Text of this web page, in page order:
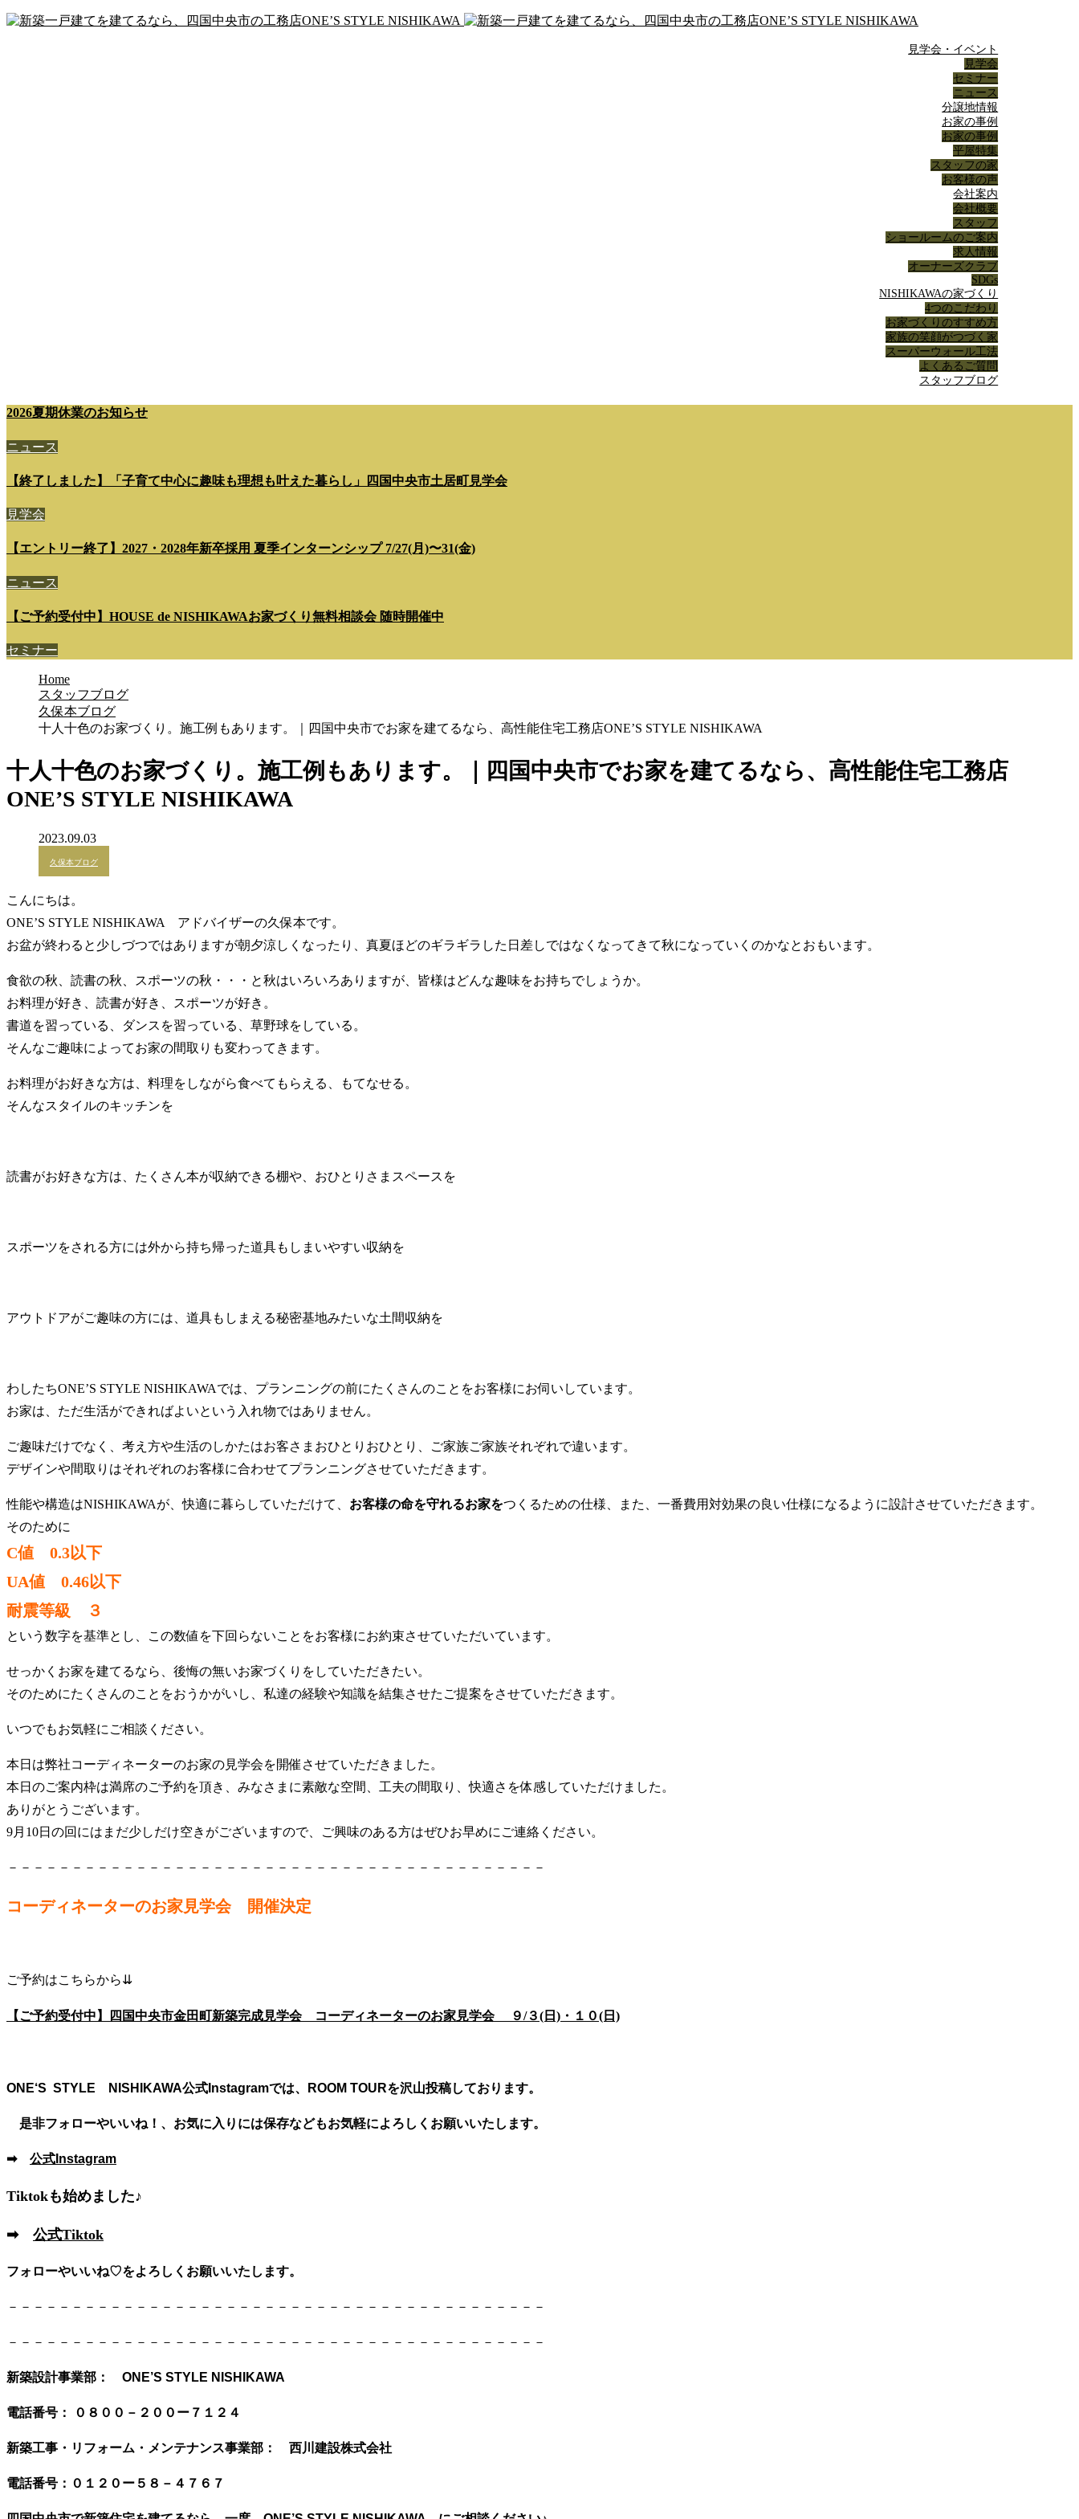
見学会・イベント
見学会
セミナー
ニュース
分譲地情報
お家の事例
お家の事例
平屋特集
スタッフの家
お客様の声
会社案内
会社概要
スタッフ
ショールームのご案内
求人情報
オーナーズクラブ
SDGs
NISHIKAWAの家づくり
4つのこだわり
お家づくりのすすめ方
家族の笑顔がつづく家
スーパーウォール工法
よくあるご質問
スタッフブログ
2026夏期休業のお知らせ
ニュース
【終了しました】「子育て中心に趣味も理想も叶えた暮らし」四国中央市土居町見学会
見学会
【エントリー終了】2027・2028年新卒採用 夏季インターンシップ 7/27(月)〜31(金)
ニュース
【ご予約受付中】HOUSE de NISHIKAWAお家づくり無料相談会 随時開催中
セミナー
Home
スタッフブログ
久保本ブログ
十人十色のお家づくり。施工例もあります。｜四国中央市でお家を建てるなら、高性能住宅工務店ONE’S STYLE NISHIKAWA
十人十色のお家づくり。施工例もあります。｜四国中央市でお家を建てるなら、高性能住宅工務店
ONE’S STYLE NISHIKAWA
2023.09.03
久保本ブログ
こんにちは。
ONE’S STYLE NISHIKAWA アドバイザーの久保本です。
お盆が終わると少しづつではありますが朝夕涼しくなったり、真夏ほどのギラギラした日差しではなくなってきて秋になっていくのかなとおもいます。
食欲の秋、読書の秋、スポーツの秋・・・と秋はいろいろありますが、皆様はどんな趣味をお持ちでしょうか。
お料理が好き、読書が好き、スポーツが好き。
書道を習っている、ダンスを習っている、草野球をしている。
そんなご趣味によってお家の間取りも変わってきます。
お料理がお好きな方は、料理をしながら食べてもらえる、もてなせる。
そんなスタイルのキッチンを
読書がお好きな方は、たくさん本が収納できる棚や、おひとりさまスペースを
スポーツをされる方には外から持ち帰った道具もしまいやすい収納を
アウトドアがご趣味の方には、道具もしまえる秘密基地みたいな土間収納を
わしたちONE’S STYLE NISHIKAWAでは、プランニングの前にたくさんのことをお客様にお伺いしています。
お家は、ただ生活ができればよいという入れ物ではありません。
ご趣味だけでなく、考え方や生活のしかたはお客さまおひとりおひとり、ご家族ご家族それぞれで違います。
デザインや間取りはそれぞれのお客様に合わせてプランニングさせていただきます。
性能や構造はNISHIKAWAが、快適に暮らしていただけて、 お客様の命を守れるお家をつくるための仕様、また、一番費用対効果の良い仕様になるように設計させていただきます。
そのために
C値 0.3以下
UA値 0.46以下
耐震等級 ３
という数字を基準とし、この数値を下回らないことをお客様にお約束させていただいています。
せっかくお家を建てるなら、後悔の無いお家づくりをしていただきたい。
そのためにたくさんのことをおうかがいし、私達の経験や知識を結集させたご提案をさせていただきます。
いつでもお気軽にご相談ください。
本日は弊社コーディネーターのお家の見学会を開催させていただきました。
本日のご案内枠は満席のご予約を頂き、みなさまに素敵な空間、工夫の間取り、快適さを体感していただけました。
ありがとうございます。
9月10日の回にはまだ少しだけ空きがございますので、ご興味のある方はぜひお早めにご連絡ください。
－－－－－－－－－－－－－－－－－－－－－－－－－－－－－－－－－－－－－－－－－－
コーディネーターのお家見学会 開催決定
ご予約はこちらから⇊
【ご予約受付中】四国中央市金田町新築完成見学会 コーディネーターのお家見学会 ９/３(日)・１０(日)
ONE‘S STYLE NISHIKAWA公式Instagramでは、ROOM TOURを沢山投稿しております。
是非フォローやいいね！、お気に入りには保存などもお気軽によろしくお願いいたします。
➡ 公式Instagram
Tiktokも始めました♪
➡ 公式Tiktok
フォローやいいね♡をよろしくお願いいたします。
－－－－－－－－－－－－－－－－－－－－－－－－－－－－－－－－－－－－－－－－－－
－－－－－－－－－－－－－－－－－－－－－－－－－－－－－－－－－－－－－－－－－－
新築設計事業部： ONE’S STYLE NISHIKAWA
電話番号： ０８００－２００ー７１２４
新築工事・リフォーム・メンテナンス事業部： 西川建設株式会社
電話番号：０１２０ー５８－４７６７